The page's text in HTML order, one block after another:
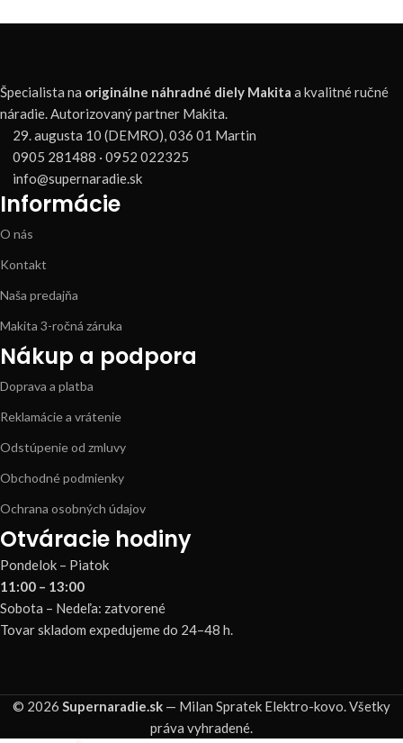
Špecialista na originálne náhradné diely Makita a kvalitné ručné
náradie. Autorizovaný partner Makita.
29. augusta 10 (DEMRO), 036 01 Martin
0905 281488 · 0952 022325
info@supernaradie.sk
Informácie
O nás
Kontakt
Naša predajňa
Makita 3-ročná záruka
Nákup a podpora
Doprava a platba
Reklamácie a vrátenie
Odstúpenie od zmluvy
Obchodné podmienky
Ochrana osobných údajov
Otváracie hodiny
Pondelok – Piatok
11:00 – 13:00
Sobota – Nedeľa: zatvorené
Tovar skladom expedujeme do 24–48 h.
© 2026 Supernaradie.sk — Milan Spratek Elektro-kovo. Všetky
práva vyhradené.